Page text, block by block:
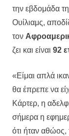
την εβδομάδα
Ουίλιαμς,
τον
ζει και είναι 92
«Είμαι απλά
θα έπρεπε να
Κάρτερ, η
σήμερα η
ότι ήταν αθώος,